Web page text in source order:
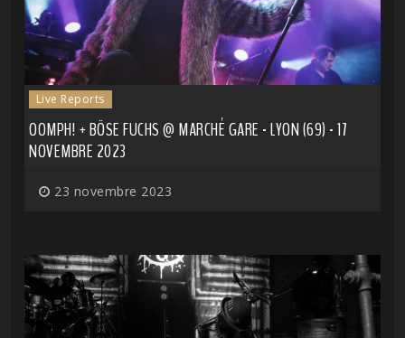
Live Reports
OOMPH! + BÖSE FUCHS @ MARCHÉ GARE - LYON (69) - 17
NOVEMBRE 2023
23 novembre 2023